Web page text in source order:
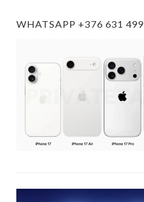
WHATSAPP +376 631 499